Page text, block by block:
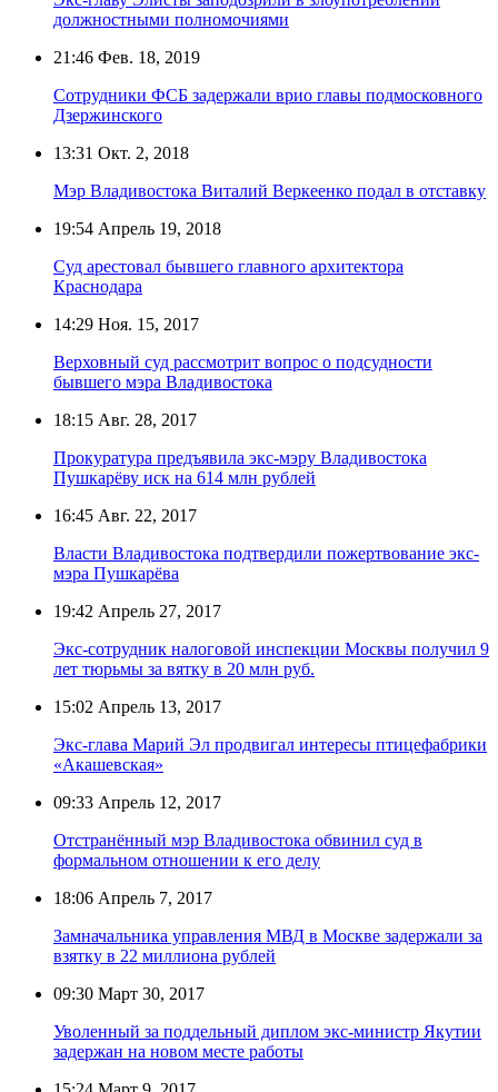
должностными полномочиями
21:46 Фев. 18, 2019
Сотрудники ФСБ задержали врио главы подмосковного
Дзержинского
13:31 Окт. 2, 2018
Мэр Владивостока Виталий Веркеенко подал в отставку
19:54 Апрель 19, 2018
Суд арестовал бывшего главного архитектора
Краснодара
14:29 Ноя. 15, 2017
Верховный суд рассмотрит вопрос о подсудности
бывшего мэра Владивостока
18:15 Авг. 28, 2017
Прокуратура предъявила экс-мэру Владивостока
Пушкарёву иск на 614 млн рублей
16:45 Авг. 22, 2017
Власти Владивостока подтвердили пожертвование экс-
мэра Пушкарёва
19:42 Апрель 27, 2017
Экс-сотрудник налоговой инспекции Москвы получил 9
лет тюрьмы за вятку в 20 млн руб.
15:02 Апрель 13, 2017
Экс-глава Марий Эл продвигал интересы птицефабрики
«Акашевская»
09:33 Апрель 12, 2017
Отстранённый мэр Владивостока обвинил суд в
формальном отношении к его делу
18:06 Апрель 7, 2017
Замначальника управления МВД в Москве задержали за
взятку в 22 миллиона рублей
09:30 Март 30, 2017
Уволенный за поддельный диплом экс-министр Якутии
задержан на новом месте работы